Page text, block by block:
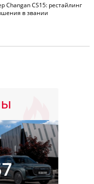
Changan CS15: рестайлинг
в звании